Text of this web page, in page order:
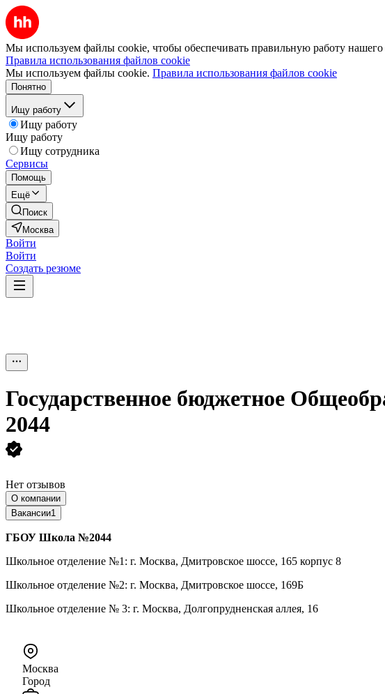
Мы используем файлы cookie, чтобы обеспечивать правильную работу нашего
Правила использования файлов cookie
Мы используем файлы cookie. Правила использования файлов cookie
Понятно
Ищу работу
Ищу работу
Ищу работу
Ищу сотрудника
Сервисы
Помощь
Ещё
Поиск
Москва
Войти
Войти
Создать резюме
Государственное бюджетное
2044
Нет отзывов
О компании
Вакансии1
ГБОУ Школа №2044
Школьное отделение №1: г. Москва, Дмитровское шоссе, 165 корпус 8
Школьное отделение №2: г. Москва, Дмитровское шоссе, 169Б
Школьное отделение № 3: г. Москва, Долгопрудненская аллея, 16
Москва
Город